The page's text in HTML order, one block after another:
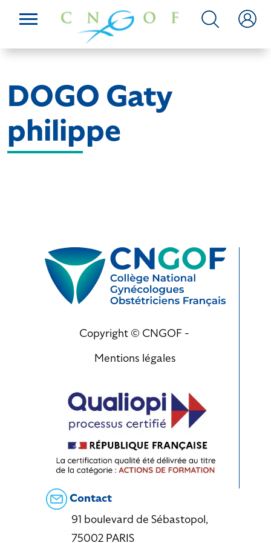
DOGO Gaty
philippe
Copyright © CNGOF -
Mentions légales
Contact
91 boulevard de Sébastopol,
75002 PARIS